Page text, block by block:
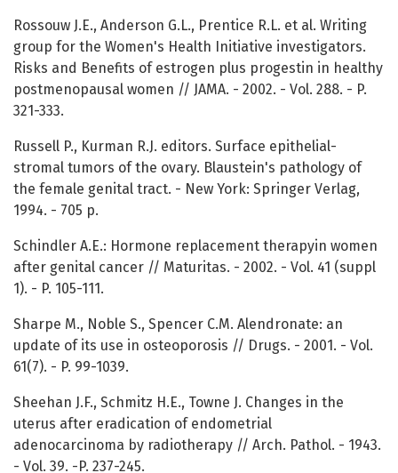
Rossouw J.E., Anderson G.L., Prentice R.L. et al. Writing
group for the Women's Health Initiative investigators.
Risks and Benefits of estrogen plus progestin in healthy
postmenopausal women // JAMA. - 2002. - Vol. 288. - P.
321-333.
Russell P., Kurman R.J. editors. Surface epithelial-
stromal tumors of the ovary. Blaustein's pathology of
the female genital tract. - New York: Springer Verlag,
1994. - 705 p.
Schindler A.E.: Hormone replacement therapyin women
after genital cancer // Maturitas. - 2002. - Vol. 41 (suppl
1). - P. 105-111.
Sharpe M., Noble S., Spencer C.M. Alendronate: an
update of its use in osteoporosis // Drugs. - 2001. - Vol.
61(7). - P. 99-1039.
Sheehan J.F., Schmitz H.E., Towne J. Changes in the
uterus after eradication of endometrial
adenocarcinoma by radiotherapy // Arch. Pathol. - 1943.
- Vol. 39. -P. 237-245.